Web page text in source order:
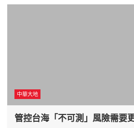
中華大地
管控台海「不可測」風險需要